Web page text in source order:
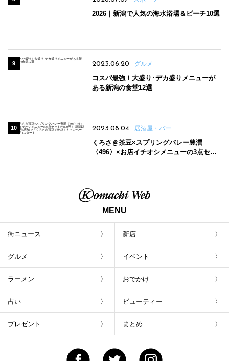
2026｜新潟で人気の海水浴場＆ビーチ10選
2023.06.20 グルメ
コスパ最強！大盛り･デカ盛りメニューが
ある新潟の食堂12選
2023.08.04 居酒屋・バー
くろさき茶豆×スプリングバレー豊潤
〈496〉×お店イチオシメニューの3点セッ
MENU
街ニュース 新店
グルメ イベント
ラーメン おでかけ
占い ビューティー
プレゼント まとめ